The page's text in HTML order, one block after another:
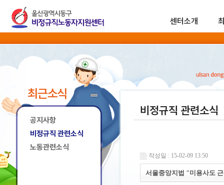
센터소개
최근소식
공지사항
비정규직 관련소식
노동관련소식
비정규직 관련소식
작성일 : 15-02-09 13:50
서울중앙지법 "미용사도